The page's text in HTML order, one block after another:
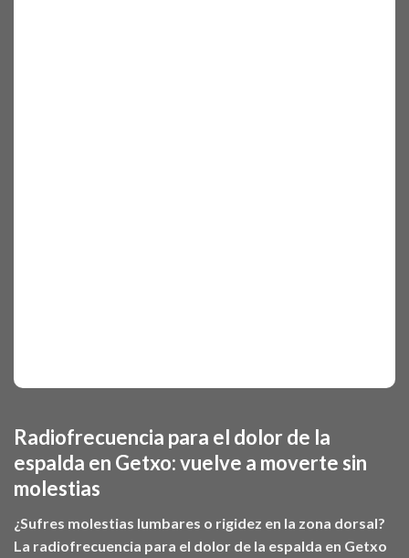
Radiofrecuencia para el dolor de la
espalda en Getxo: vuelve a moverte sin
molestias
¿Sufres molestias lumbares o rigidez en la zona dorsal?
La radiofrecuencia para el dolor de la espalda en Getxo